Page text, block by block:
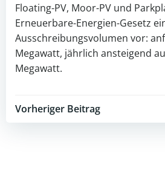
Floating-PV, Moor-PV und
Erneuerbare-Energien-Gesetz
Ausschreibungsvolumen vor:
Megawatt, jährlich ansteigend
Megawatt.
Post
Vorheriger Beitrag